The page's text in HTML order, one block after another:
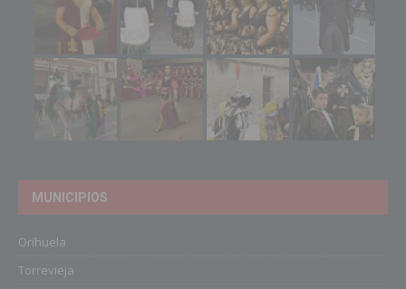
MUNICIPIOS
Orihuela
Torrevieja